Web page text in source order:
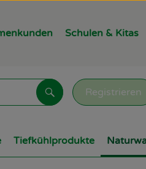
Schulen & Kitas
Registrieren
Suchen
Tiefkühlprodukte